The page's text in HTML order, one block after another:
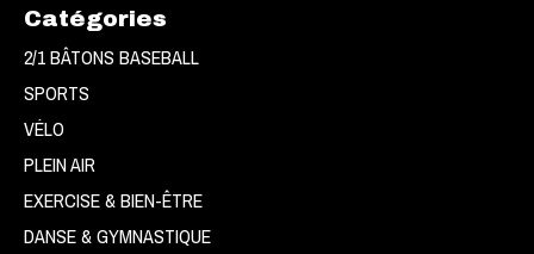
Catégories
2/1 BÂTONS BASEBALL
SPORTS
VÉLO
PLEIN AIR
EXERCISE & BIEN-ÊTRE
DANSE & GYMNASTIQUE